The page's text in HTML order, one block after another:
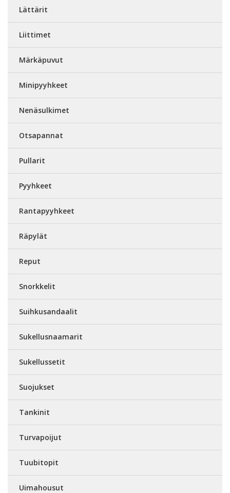
Lättärit
Liittimet
Märkäpuvut
Minipyyhkeet
Nenäsulkimet
Otsapannat
Pullarit
Pyyhkeet
Rantapyyhkeet
Räpylät
Reput
Snorkkelit
Suihkusandaalit
Sukellusnaamarit
Sukellussetit
Suojukset
Tankinit
Turvapoijut
Tuubitopit
Uimahousut